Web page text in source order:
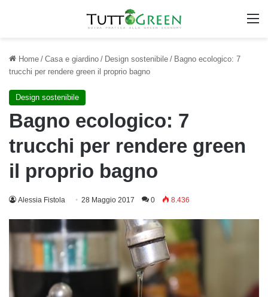
Home / Casa e giardino / Design sostenibile / Bagno ecologico: 7
trucchi per rendere green il proprio bagno
Design sostenibile
Bagno ecologico: 7
trucchi per rendere green
il proprio bagno
Alessia Fistola 28 Maggio 2017 0 8.436